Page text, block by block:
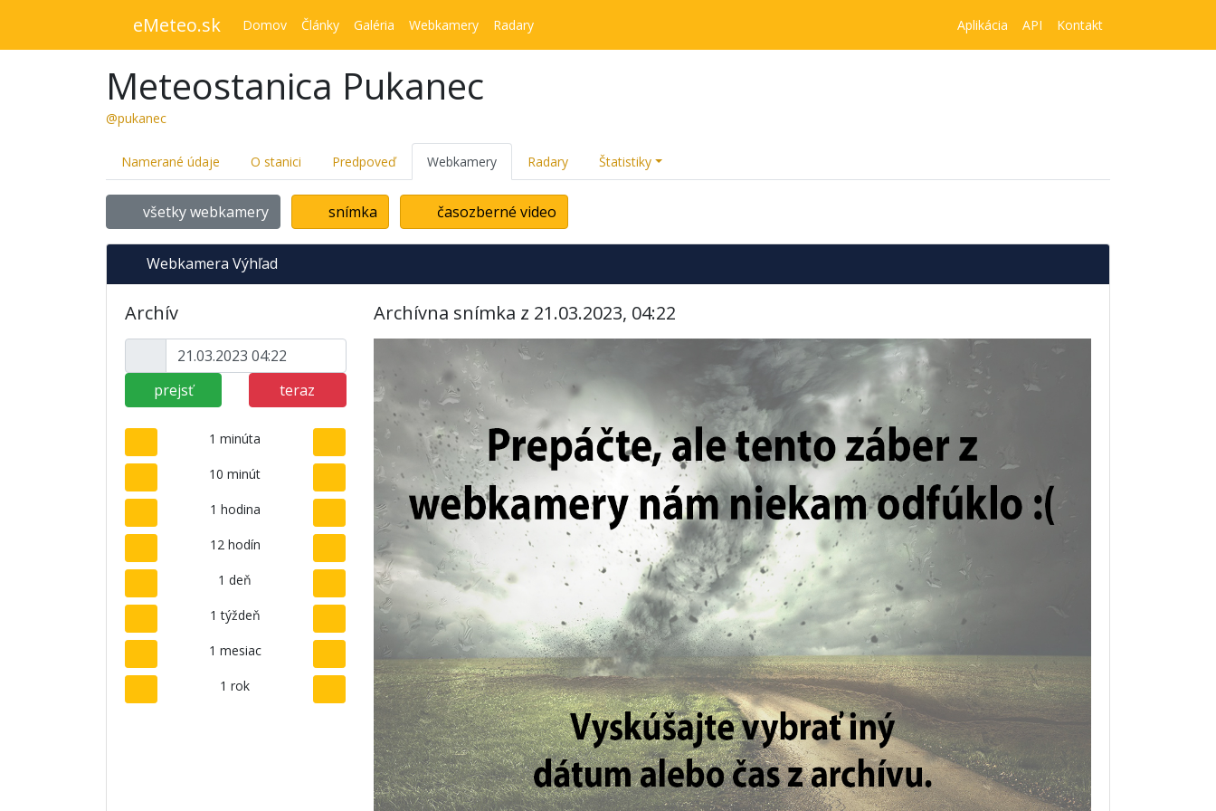
eMeteo.sk Domov Články Galéria Webkamery Radary Aplikácia API Kontakt
Meteostanica Pukanec
@pukanec
Namerané údaje O stanici Predpoveď Webkamery Radary Štatistiky
všetky webkamery snímka časozberné video
Webkamera Výhľad
Archív
prejsť teraz
1 minúta
10 minút
1 hodina
12 hodín
1 deň
1 týždeň
1 mesiac
1 rok
Archívna snímka z 21.03.2023, 04:22